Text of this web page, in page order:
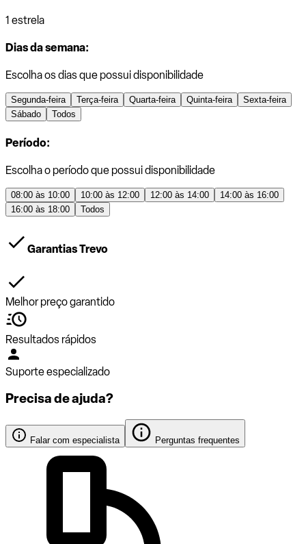
1 estrela
Dias da semana:
Escolha os dias que possui disponibilidade
Segunda-feira Terça-feira Quarta-feira Quinta-feira
Sexta-feira
Sábado
Todos
Período:
Escolha o período que possui disponibilidade
08:00 às 10:00 10:00 às 12:00 12:00 às 14:00
14:00 às 16:00
16:00 às 18:00
Todos
Garantias Trevo
Melhor preço garantido
Resultados rápidos
Suporte especializado
Precisa de ajuda?
Falar com especialista Perguntas frequentes